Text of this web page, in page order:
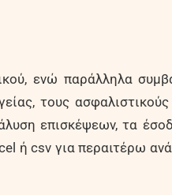
ενώ παράλληλα
τους
επισκέψεων, τα
ή csv για περαιτέρω